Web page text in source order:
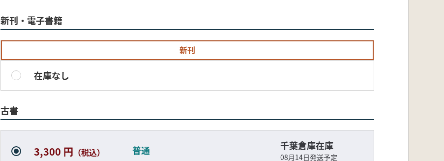
新刊・電子書籍
新刊
在庫なし
古書
3,300 円 （税込） 普通 千葉倉庫在庫
08月14日発送予定